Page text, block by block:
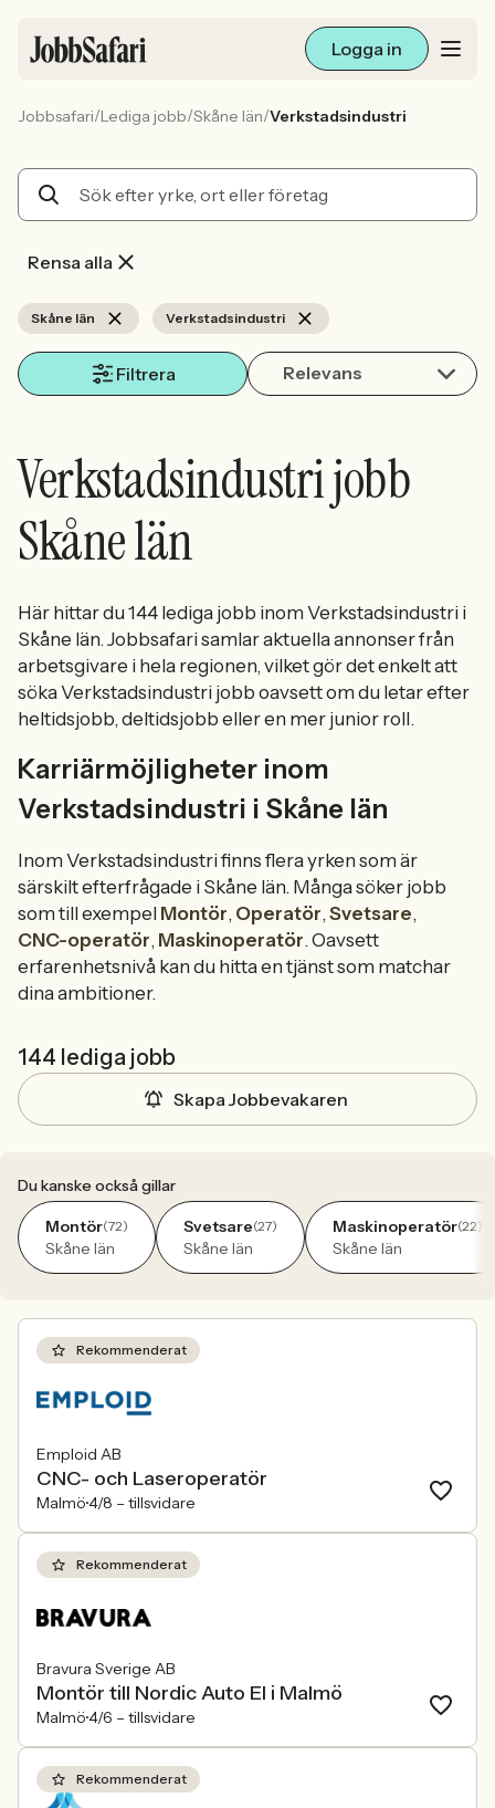
Logga in
Arbetsliv och karriär
Sök med AI
Jobbsafari/Lediga jobb/Skåne län/Verkstadsindustri
Rensa alla
Skåne län Verkstadsindustri
Filtrera Relevans
Verkstadsindustri jobb
Skåne län
Här hittar du 144 lediga jobb inom Verkstadsindustri i
Skåne län. Jobbsafari samlar aktuella annonser från
arbetsgivare i hela regionen, vilket gör det enkelt att
söka Verkstadsindustri jobb oavsett om du letar efter
heltidsjobb, deltidsjobb eller en mer junior roll.
Karriärmöjligheter inom
Verkstadsindustri i Skåne län
Inom Verkstadsindustri finns flera yrken som är
särskilt efterfrågade i Skåne län. Många söker jobb
som till exempel Montör, Operatör,Svetsare,
CNC-operatör, Maskinoperatör. Oavsett
erfarenhetsnivå kan du hitta en tjänst som matchar
dina ambitioner.
144 lediga jobb
Skapa Jobbevakaren
Du kanske också gillar
Montör(72)
Skåne län
Svetsare(27)
Skåne län
Maskinoperatör(22)
Skåne län
Rekommenderat
Emploid AB
CNC- och Laseroperatör
Malmö4/8 – tillsvidare
Rekommenderat
Bravura Sverige AB
Montör till Nordic Auto El i Malmö
Malmö4/6 – tillsvidare
Rekommenderat